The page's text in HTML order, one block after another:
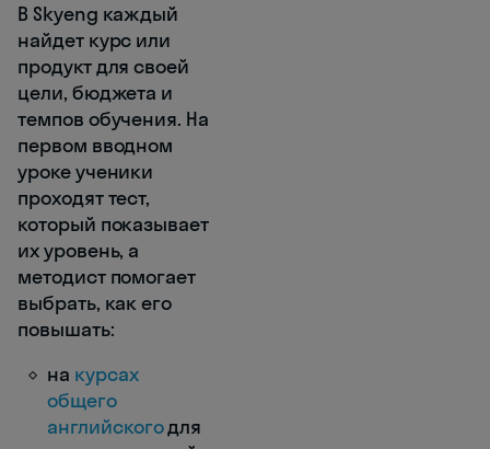
В Skyeng каждый
найдет курс или
продукт для своей
цели, бюджета и
темпов обучения. На
первом вводном
уроке ученики
проходят тест,
который показывает
их уровень, а
методист помогает
выбрать, как его
повышать:
на курсах
общего
английскогодля